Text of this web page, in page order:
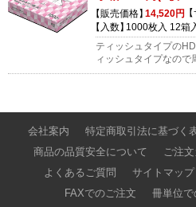
販売価格 14,520円
入数
1000枚入 12箱
ティッシュタイプの
ィッシュタイプなので
す。薄手ですがしっか
会社案内 特定商取引法に基づく
商品の品質安全について
ご注
よくあるご質問
サイトマップ
FAXでのご注文
冊単位で